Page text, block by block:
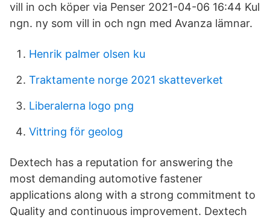
vill in och köper via Penser 2021-04-06 16:44 Kul
ngn. ny som vill in och ngn med Avanza lämnar.
Henrik palmer olsen ku
Traktamente norge 2021 skatteverket
Liberalerna logo png
Vittring för geolog
Dextech has a reputation for answering the
most demanding automotive fastener
applications along with a strong commitment to
Quality and continuous improvement. Dextech